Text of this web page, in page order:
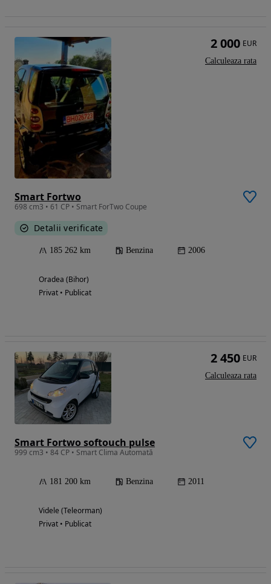
Smart Fortwo
698 cm3 • 61 CP • Smart ForTwo Coupe
Detalii verificate
185 262 km Benzina 2006
Oradea (Bihor)
Privat • Publicat
2 000 EUR
Calculeaza rata
Smart Fortwo softouch pulse
999 cm3 • 84 CP • Smart Clima Automată
181 200 km Benzina 2011
Videle (Teleorman)
Privat • Publicat
2 450 EUR
Calculeaza rata